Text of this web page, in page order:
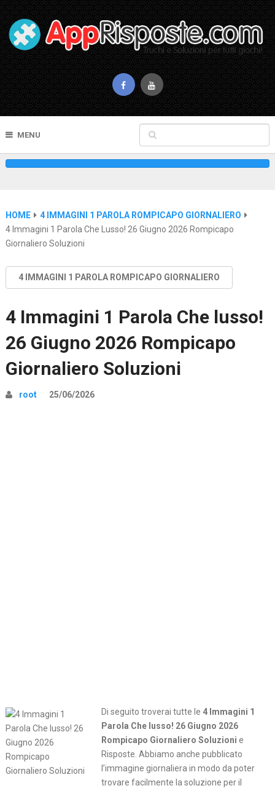
MENU
HOME
4 IMMAGINI 1 PAROLA ROMPICAPO GIORNALIERO
4 Immagini 1 Parola Che Lusso! 26 Giugno 2026 Rompicapo
Giornaliero Soluzioni
4 IMMAGINI 1 PAROLA ROMPICAPO GIORNALIERO
4 Immagini 1 Parola Che lusso!
26 Giugno 2026 Rompicapo
Giornaliero Soluzioni
root 25/06/2026
Di seguito troverai tutte le 4 Immagini 1
Parola Che lusso! 26 Giugno 2026
Rompicapo Giornaliero Soluzioni e
Risposte. Abbiamo anche pubblicato
l’immagine giornaliera in modo da poter
trovare facilmente la soluzione per il